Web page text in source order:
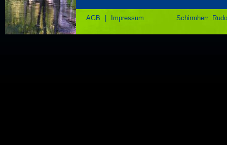
AGB Impressum Schirmherr: